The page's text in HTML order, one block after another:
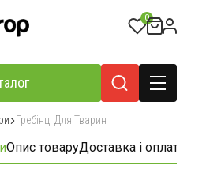
0
Гребінці Для Тварин
Опис товаруДоставка і оплата